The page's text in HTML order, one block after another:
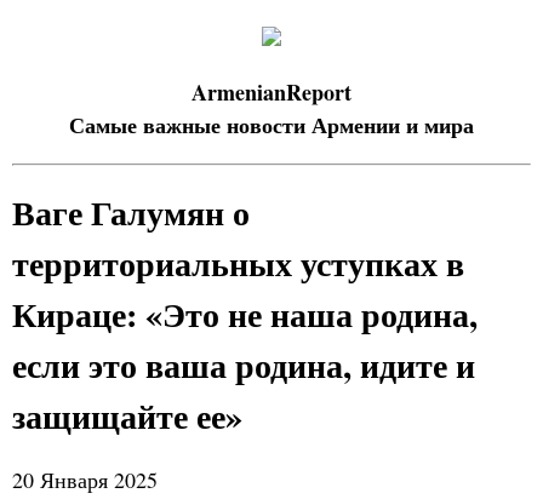
ArmenianReport
Самые важные новости Армении и мира
Ваге Галумян о
территориальных уступках в
Кираце: «Это не наша родина,
если это ваша родина, идите и
защищайте ее»
20 Января 2025